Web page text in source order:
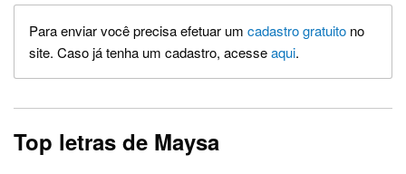
Para enviar você precisa efetuar um cadastro gratuito no
site. Caso já tenha um cadastro, acesseaqui.
Top letras de Maysa